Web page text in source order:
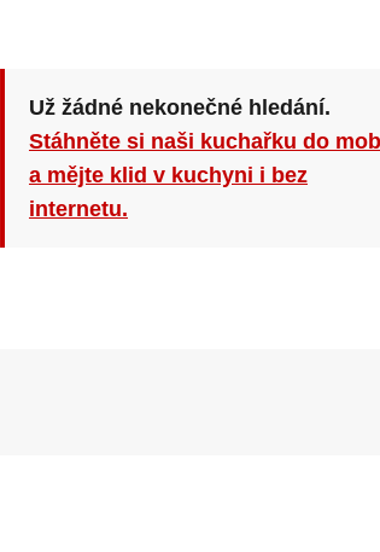
Už žádné nekonečné hledání.
Stáhněte si naši kuchařku do
a mějte klid v kuchyni i bez
internetu.